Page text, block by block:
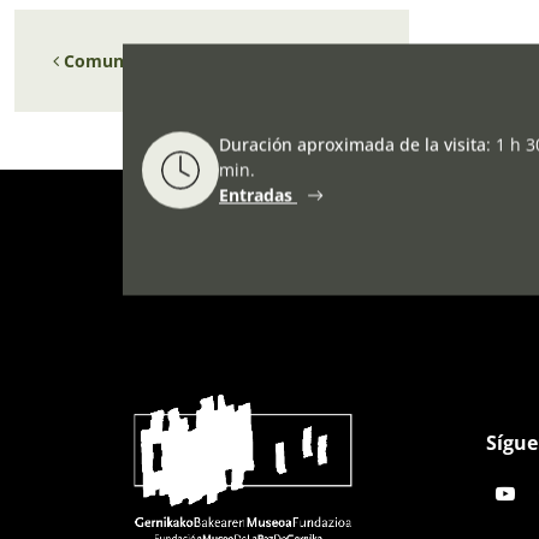
Navegación de entradas
Comunidad Ibérica: marzo-abril 1964
Duración aproximada de la visita: 1 h
min.
Entradas